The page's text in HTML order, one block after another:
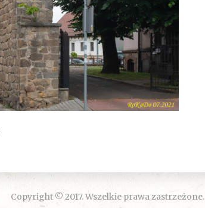
Copyright © 2017. Wszelkie prawa zastrzeżone.